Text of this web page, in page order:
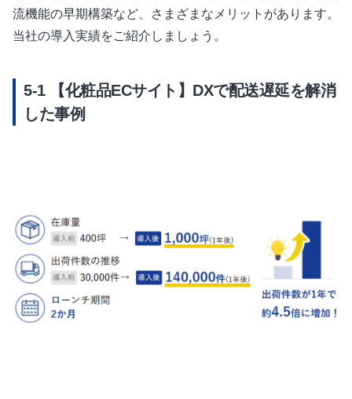
流機能の早期構築など、さまざまなメリットがあります。
当社の導入実績をご紹介しましょう。
【化粧品ECサイト】DXで配送遅延を解消
した事例